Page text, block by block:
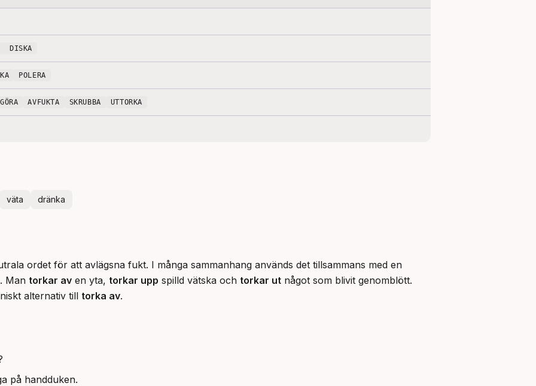
DISKA
POLERA
AVFUKTA SKRUBBA UTTORKA
väta dränka
ordet för att avlägsna fukt. I många sammanhang används det tillsammans med en
Man torkar av en yta, torkar upp spilld vätska och torkar ut
alternativ till torka av.
på handduken.